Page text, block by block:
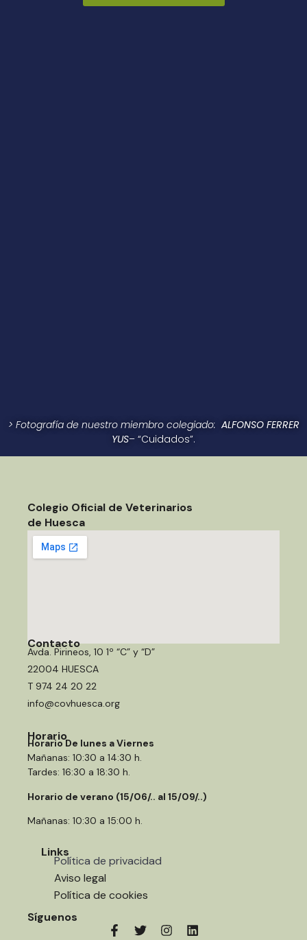
> Fotografía de nuestro miembro colegiado: ALFONSO FERRER
YUS– “Cuidados”.
Colegio Oficial de Veterinarios
de Huesca
Contacto
Avda. Pirineos, 10 1º “C” y “D”
22004 HUESCA
T 974 24 20 22
info@covhuesca.org
Horario
Horario De lunes a Viernes
Mañanas: 10:30 a 14:30 h.
Tardes: 16:30 a 18:30 h.
Horario de verano (15/06/.. al 15/09/..)
Mañanas: 10:30 a 15:00 h.
Links
Política de privacidad
Aviso legal
Política de cookies
Síguenos